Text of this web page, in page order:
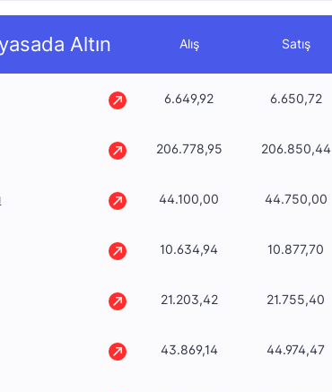
Altın Alış Satış
6.649,92 6.650,72
206.778,95 206.850,44
44.100,00 44.750,00
10.634,94 10.877,70
21.203,42 21.755,40
43.869,14 44.974,47